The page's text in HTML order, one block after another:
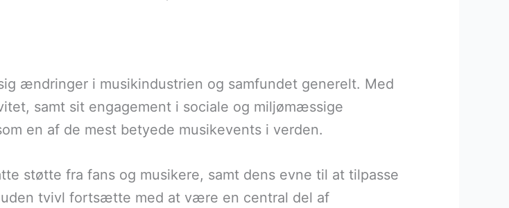
ændringer i musikindustrien og samfundet generelt. Med
samt sit engagement i sociale og miljømæssige
en af de mest betyede musikevents i verden.
støtte fra fans og musikere, samt dens evne til at tilpasse
tvivl fortsætte med at være en central del af